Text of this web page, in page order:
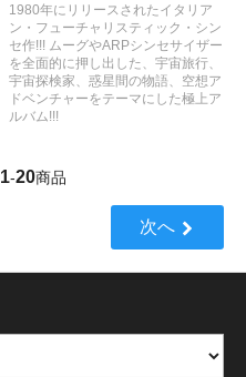
1980年にリリースされたイタリア
ン・フューチャリスティック・シン
セ作!!! ムーグやARPシンセサイザー
を全面的に押し出した、宇宙旅行、
宇宙探検家、惑星間の物語、空想ア
ドベンチャーをテーマにした極上ア
ルバム!!!
1-20商品
次へ